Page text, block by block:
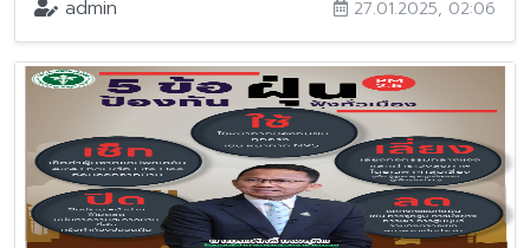
admin 27.01.2025, 02:06